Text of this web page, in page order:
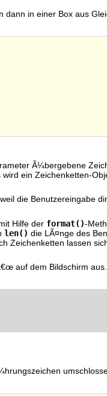
in einer Box aus
Ã¼bergebene
ein Zeichenketten-
die Benutzereingabe
Hilfe der format()-
len() die LÃ¤nge des
Zeichenketten lassen
auf dem Bildschirm